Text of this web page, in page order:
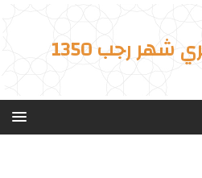
شهر رجب 1350